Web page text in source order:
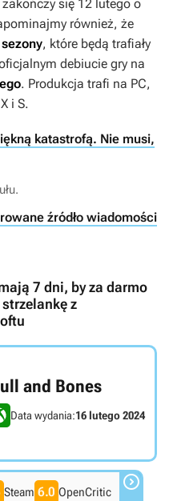
się 12 lutego o
również, że
, które będą trafiały
debiucie gry na
. Produkcja trafi na PC,
i S.
katastrofą. Nie musi,
źródło wiadomości
7 dni, by za darmo
z
and Bones
Data wydania:16 lutego 2024
Steam 6.0 OpenCritic 